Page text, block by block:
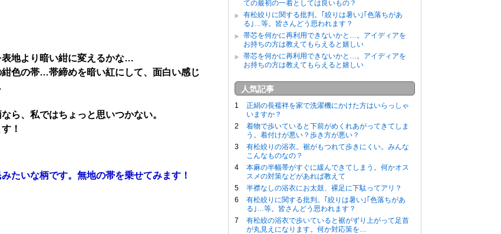
地より暗い紺に変えるかな…
色の帯…帯締めを暗い紅にして、面白い感じ
ら、私ではちょっと思いつかない。
！
たいな柄です。無地の帯を乗せてみます！
ての最初の一着としては良いもの？
有松絞りに関する批判。｢絞りは暑い｣｢色落ちがあ
る｣…等。皆さんどう思われます？
帯芯を何かに再利用できないかと…。アイディアを
お持ちの方は教えてもらえると嬉しい
帯芯を何かに再利用できないかと…。アイディアを
お持ちの方は教えてもらえると嬉しい
人気記事
正絹の長襦袢を家で洗濯機にかけた方はいらっしゃ
いますか？
着物で歩いていると下前がめくれあがってきてしま
う。着付けが悪い？歩き方が悪い？
有松絞りの浴衣。裾がもつれて歩きにくい。みんな
こんなものなの？
本麻の半幅帯がすぐに緩んできてしまう。何かオス
スメの対策などがあれば教えて
半襟なしの浴衣にお太鼓、裸足に下駄ってアリ？
有松絞りに関する批判。｢絞りは暑い｣｢色落ちがあ
る｣…等。皆さんどう思われます？
有松絞の浴衣で歩いていると裾がずり上がって足首
が丸見えになります。何か対応策を…